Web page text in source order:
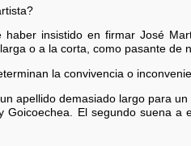
insistido en firmar José
o a la corta, como pasante de
la convivencia o
apellido demasiado largo para
El segundo suena a